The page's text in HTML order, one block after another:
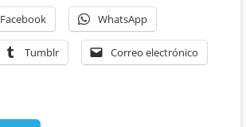
Facebook WhatsApp
Tumblr Correo electrónico